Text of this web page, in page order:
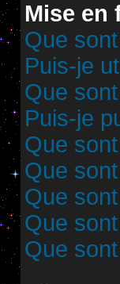
Mise en
Que
Puis-je
Que
Puis-je
Que
Que
Que
Que
Que